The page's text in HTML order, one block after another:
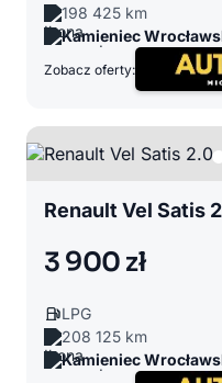
198 425 km
Kamieniec
Zobacz oferty:
Renault Vel Satis
3 900 zł
LPG
208 125 km
Kamieniec